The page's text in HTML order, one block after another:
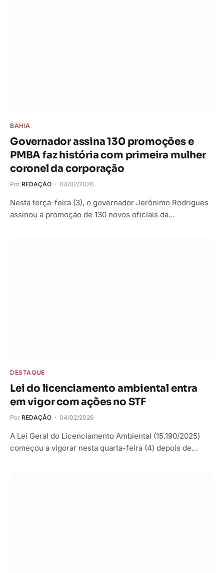
BAHIA
Governador assina 130 promoções e
PMBA faz história com primeira mulher
coronel da corporação
Por REDAÇÃO 04/02/2026
Nesta terça-feira (3), o governador Jerônimo Rodrigues
assinou a promoção de 130 novos oficiais da…
DESTAQUE
Lei do licenciamento ambiental entra
em vigor com ações no STF
Por REDAÇÃO 04/02/2026
A Lei Geral do Licenciamento Ambiental (15.190/2025)
começou a vigorar nesta quarta-feira (4) depois de…